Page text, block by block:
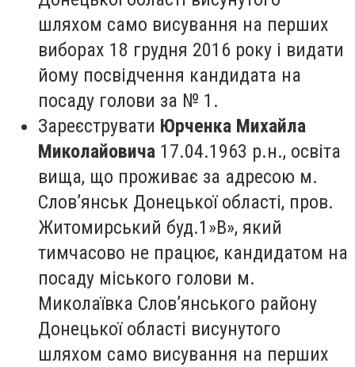
шляхом само висування на перших
виборах 18 грудня 2016 року і видати
йому посвідчення кандидата на
посаду голови за № 1.
Зареєструвати Юрченка Михайла
Миколайовича 17.04.1963 р.н., освіта
вища, що проживає за адресою м.
Слов’янськ Донецької області, пров.
Житомирський буд.1»В», який
тимчасово не працює, кандидатом на
посаду міського голови м.
Миколаївка Слов’янського району
Донецької області висунутого
шляхом само висування на перших